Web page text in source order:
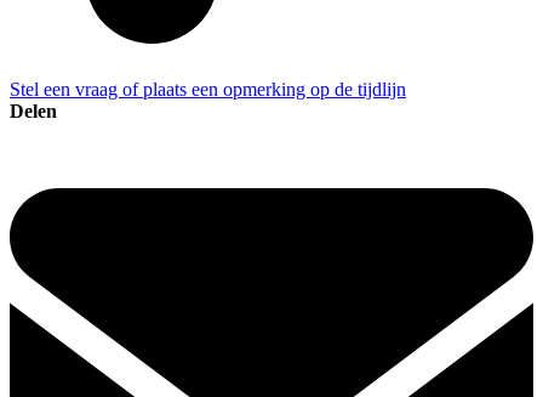
Stel een vraag of plaats een opmerking op de tijdlijn
Delen